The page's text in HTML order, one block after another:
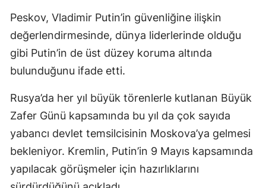
Peskov, Vladimir Putin’in güvenliğine ilişkin
değerlendirmesinde, dünya liderlerinde olduğu
gibi Putin’in de üst düzey koruma altında
bulunduğunu ifade etti.
Rusya’da her yıl büyük törenlerle kutlanan Büyük
Zafer Günü kapsamında bu yıl da çok sayıda
yabancı devlet temsilcisinin Moskova’ya gelmesi
bekleniyor. Kremlin, Putin’in 9 Mayıs kapsamında
yapılacak görüşmeler için hazırlıklarını